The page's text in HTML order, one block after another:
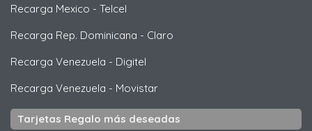
Recarga Mexico - Telcel
Recarga Rep. Dominicana - Claro
Recarga Venezuela - Digitel
Recarga Venezuela - Movistar
Tarjetas Regalo más deseadas